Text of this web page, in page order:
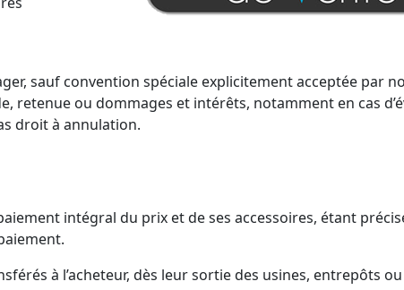
sauf convention spéciale explicitement acceptée par
retenue ou dommages et intérêts, notamment en cas
droit à annulation.
intégral du prix et de ses accessoires, étant
à l’acheteur, dès leur sortie des usines, entrepôts